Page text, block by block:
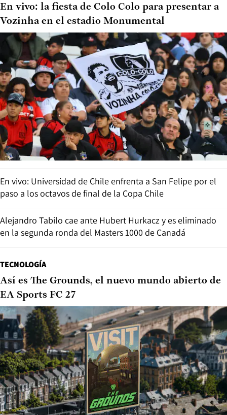
En vivo: la fiesta de Colo Colo para presentar a
Vozinha en el estadio Monumental
En vivo: Universidad de Chile enfrenta a San Felipe por el
paso a los octavos de final de la Copa Chile
Alejandro Tabilo cae ante Hubert Hurkacz y es eliminado
en la segunda ronda del Masters 1000 de Canadá
TECNOLOGÍA
Así es The Grounds, el nuevo mundo abierto de
EA Sports FC 27